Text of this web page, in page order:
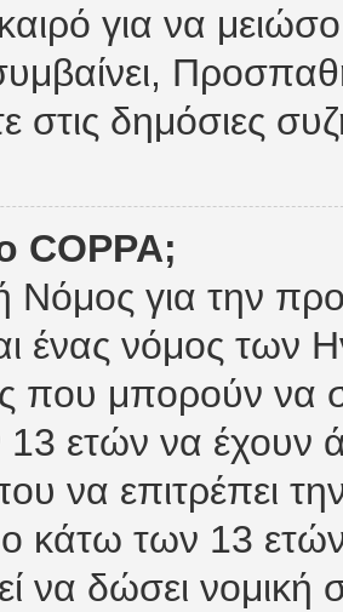
για να
στις δημόσιες
COPPA;
Νόμος για την
ένας νόμος των
που μπορούν να
ετών να έχουν
να επιτρέπει
κάτω των 13
να δώσει νομική